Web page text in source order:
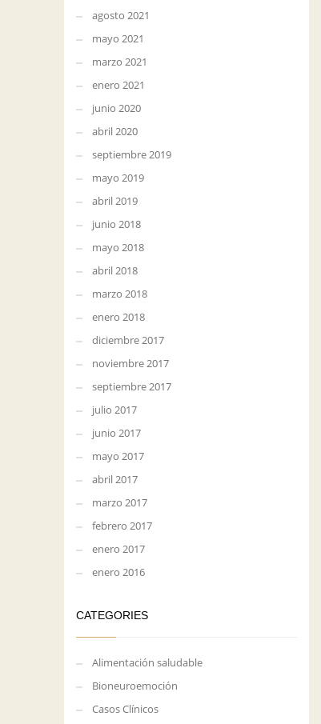
agosto 2021
mayo 2021
marzo 2021
enero 2021
junio 2020
abril 2020
septiembre 2019
mayo 2019
abril 2019
junio 2018
mayo 2018
abril 2018
marzo 2018
enero 2018
diciembre 2017
noviembre 2017
septiembre 2017
julio 2017
junio 2017
mayo 2017
abril 2017
marzo 2017
febrero 2017
enero 2017
enero 2016
CATEGORIES
Alimentación saludable
Bioneuroemoción
Casos Clínicos